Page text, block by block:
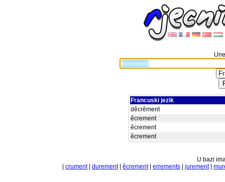
Francuski jezik
děcrěment
ěcrement
ěcrement
ěcrement
U bazi
crument| durement| ěcrement| errements jurement|